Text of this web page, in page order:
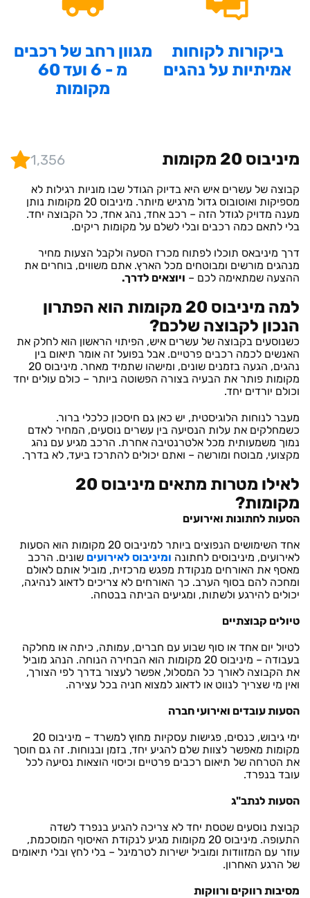
ביקורות לקוחות
אמיתיות על נהגים
מגוון רחב של רכבים
מ - 6 ועד 60
מקומות
מיניבוס 20 מקומות 1,356
קבוצה של עשרים איש היא בדיוק הגודל שבו מוניות רגילות לא
מספיקות ואוטובוס גדול מרגיש מיותר. מיניבוס 20 מקומות נותן
מענה מדויק לגודל הזה – רכב אחד, נהג אחד, כל הקבוצה יחד.
בלי לתאם כמה רכבים ובלי לשלם על מקומות ריקים.
דרך מיניבאס תוכלו לפתוח מכרז הסעה ולקבל הצעות מחיר
מנהגים מורשים ומבוטחים מכל הארץ. אתם משווים, בוחרים את
ההצעה שמתאימה לכם – ויוצאים לדרך.
למה מיניבוס 20 מקומות הוא הפתרון
הנכון לקבוצה שלכם?
כשנוסעים בקבוצה של עשרים איש, הפיתוי הראשון הוא לחלק את
האנשים לכמה רכבים פרטיים. אבל בפועל זה אומר תיאום בין
נהגים, הגעה בזמנים שונים, ומישהו שתמיד מאחר. מיניבוס 20
מקומות פותר את הבעיה בצורה הפשוטה ביותר – כולם עולים יחד
וכולם יורדים יחד.
מעבר לנוחות הלוגיסטית, יש כאן גם חיסכון כלכלי ברור.
כשמחלקים את עלות הנסיעה בין עשרים נוסעים, המחיר לאדם
נמוך משמעותית מכל אלטרנטיבה אחרת. הרכב מגיע עם נהג
מקצועי, מבוטח ומורשה – ואתם יכולים להתרכז ביעד, לא בדרך.
לאילו מטרות מתאים מיניבוס 20
מקומות?
הסעות לחתונות ואירועים
אחד השימושים הנפוצים ביותר למיניבוס 20 מקומות הוא הסעות
לאירועים, מיניבוסים לחתונה ומיניבוס לאירועים שונים. הרכב
מאסף את האורחים מנקודת מפגש מרכזית, מוביל אותם לאולם
ומחכה להם בסוף הערב. כך האורחים לא צריכים לדאוג לנהיגה,
יכולים להירגע ולשתות, ומגיעים הביתה בבטחה.
טיולים קבוצתיים
לטיול יום אחד או סוף שבוע עם חברים, עמותה, כיתה או מחלקה
בעבודה – מיניבוס 20 מקומות הוא הבחירה הנוחה. הנהג מוביל
את הקבוצה לאורך כל המסלול, אפשר לעצור בדרך לפי הצורך,
ואין מי שצריך לנווט או לדאוג למצוא חניה בכל עצירה.
הסעות עובדים ואירועי חברה
ימי גיבוש, כנסים, פגישות עסקיות מחוץ למשרד – מיניבוס 20
מקומות מאפשר לצוות שלם להגיע יחד, בזמן ובנוחות. זה גם חוסך
את הטרחה של תיאום רכבים פרטיים וכיסוי הוצאות נסיעה לכל
עובד בנפרד.
הסעות לנתב"ג
קבוצת נוסעים שטסת יחד לא צריכה להגיע בנפרד לשדה
התעופה. מיניבוס 20 מקומות מגיע לנקודת האיסוף המוסכמת,
עוזר עם המזוודות ומוביל ישירות לטרמינל – בלי לחץ ובלי תיאומים
של הרגע האחרון.
מסיבות רווקים ורווקות